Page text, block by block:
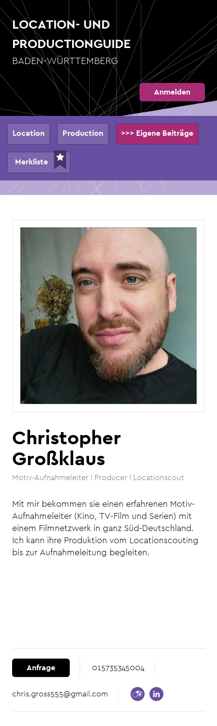
Direkt
zum
Inhalt
LOCATION- UND
PRODUCTIONGUIDE
BADEN-WÜRTTEMBERG
Anmelden
Hauptnavigation
Location Production >>> Eigene Beiträge
Merkliste
Christopher
Großklaus
Motiv-Aufnahmeleiter I Producer I Locationscout
Mit mir bekommen sie einen erfahrenen Motiv-
Aufnahmeleiter (Kino, TV-Film und Serien) mit
einem Filmnetzwerk in ganz Süd-Deutschland.
Ich kann ihre Produktion vom Locationscouting
bis zur Aufnahmeleitung begleiten.
Anfrage 015735345004
chris.gross555@gmail.com